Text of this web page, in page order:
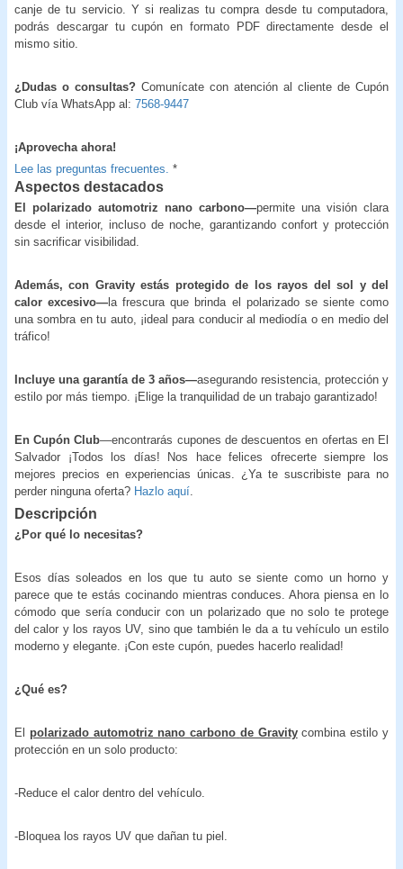
canje de tu servicio. Y si realizas tu compra desde tu computadora,
podrás descargar tu cupón en formato PDF directamente desde el
mismo sitio.
¿Dudas o consultas? Comunícate con atención al cliente de Cupón
Club vía WhatsApp al: 7568-9447
¡Aprovecha ahora!
Lee las preguntas frecuentes. *
Aspectos destacados
El polarizado automotriz nano carbono—permite una visión clara
desde el interior, incluso de noche, garantizando confort y protección
sin sacrificar visibilidad.
Además, con Gravity estás protegido de los rayos del sol y del
calor excesivo— la frescura que brinda el polarizado se siente como
una sombra en tu auto, ¡ideal para conducir al mediodía o en medio del
tráfico!
Incluye una garantía de 3 años—asegurando resistencia, protección y
estilo por más tiempo. ¡Elige la tranquilidad de un trabajo garantizado!
En Cupón Club—encontrarás cupones de descuentos en ofertas en El
Salvador ¡Todos los días! Nos hace felices ofrecerte siempre los
mejores precios en experiencias únicas. ¿Ya te suscribiste para no
perder ninguna oferta? Hazlo aquí
Descripción
¿Por qué lo necesitas?
Esos días soleados en los que tu auto se siente como un horno y
parece que te estás cocinando mientras conduces. Ahora piensa en lo
cómodo que sería conducir con un polarizado que no solo te protege
del calor y los rayos UV, sino que también le da a tu vehículo un estilo
moderno y elegante. ¡Con este cupón, puedes hacerlo realidad!
¿Qué es?
El polarizado automotriz nano carbono de Gravitycombina estilo y
protección en un solo producto:
-Reduce el calor dentro del vehículo.
-Bloquea los rayos UV que dañan tu piel.